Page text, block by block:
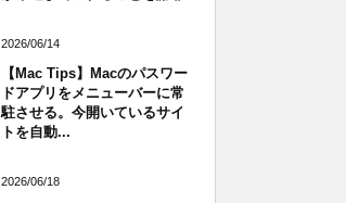
2026/06/14
【Mac Tips】Macのパスワー
ドアプリをメニューバーに常
駐させる。今開いているサイ
トを自動...
2026/06/18